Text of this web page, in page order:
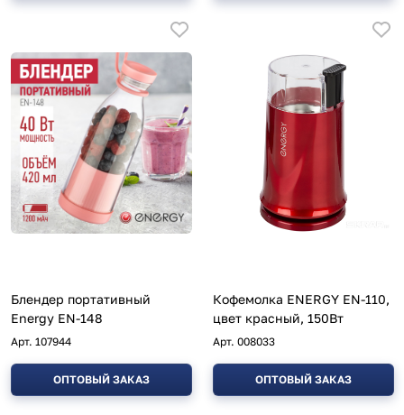
Блендер портативный
Energy EN-148
Арт. 107944
ОПТОВЫЙ ЗАКАЗ
Кофемолка ENERGY EN-110,
цвет красный, 150Вт
Арт. 008033
ОПТОВЫЙ ЗАКАЗ